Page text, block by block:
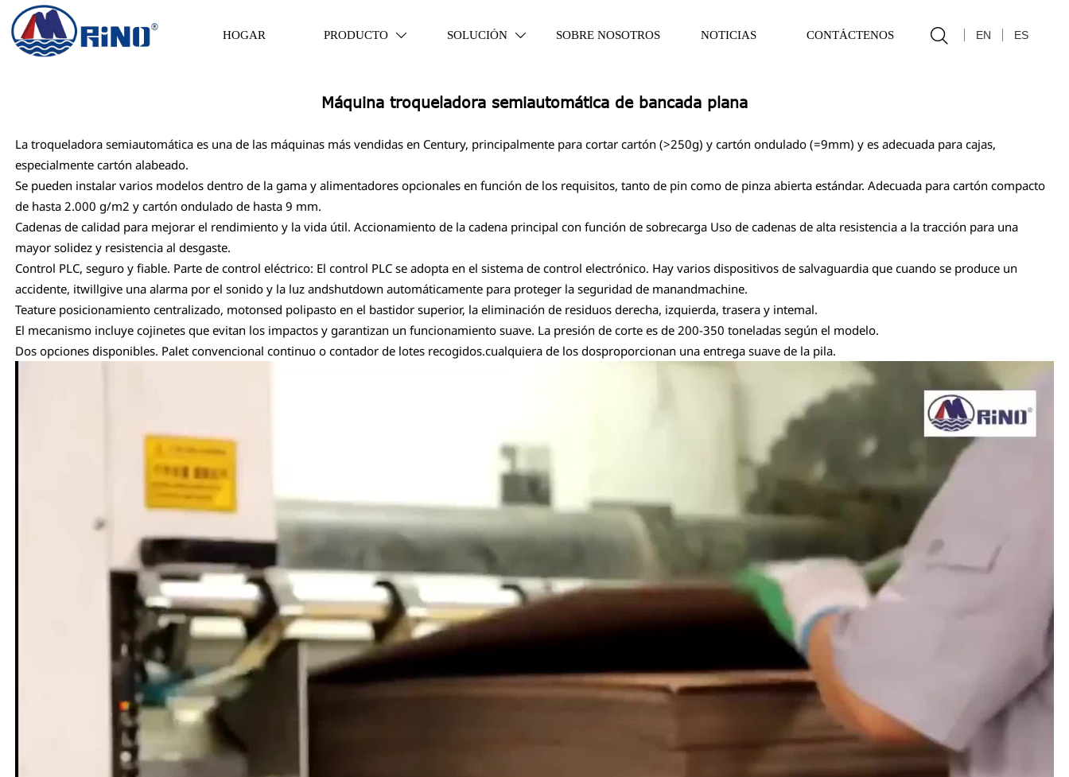
HOGAR PRODUCTO  SOLUCIÓN  SOBRE NOSOTROS NOTICIAS CONTÁCTENOS  EN ES
Máquina troqueladora semiautomática de bancada plana
La troqueladora semiautomática es una de las máquinas más vendidas en Century, principalmente para cortar cartón (>250g) y cartón ondulado (=9mm) y es adecuada para cajas,
especialmente cartón alabeado.
Se pueden instalar varios modelos dentro de la gama y alimentadores opcionales en función de los requisitos, tanto de pin como de pinza abierta estándar. Adecuada para cartón compacto
de hasta 2.000 g/m2 y cartón ondulado de hasta 9 mm.
Cadenas de calidad para mejorar el rendimiento y la vida útil. Accionamiento de la cadena principal con función de sobrecarga Uso de cadenas de alta resistencia a la tracción para una
mayor solidez y resistencia al desgaste.
Control PLC, seguro y fiable. Parte de control eléctrico: El control PLC se adopta en el sistema de control electrónico. Hay varios dispositivos de salvaguardia que cuando se produce un
accidente, itwillgive una alarma por el sonido y la luz andshutdown automáticamente para proteger la seguridad de manandmachine.
Teature posicionamiento centralizado, motonsed polipasto en el bastidor superior, la eliminación de residuos derecha, izquierda, trasera y intemal.
El mecanismo incluye cojinetes que evitan los impactos y garantizan un funcionamiento suave. La presión de corte es de 200-350 toneladas según el modelo.
Dos opciones disponibles. Palet convencional continuo o contador de lotes recogidos.cualquiera de los dosproporcionan una entrega suave de la pila.